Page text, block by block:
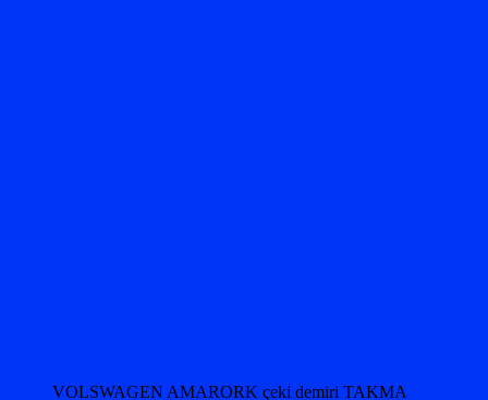
VOLSWAGEN AMARORK çeki demiri TAKMA